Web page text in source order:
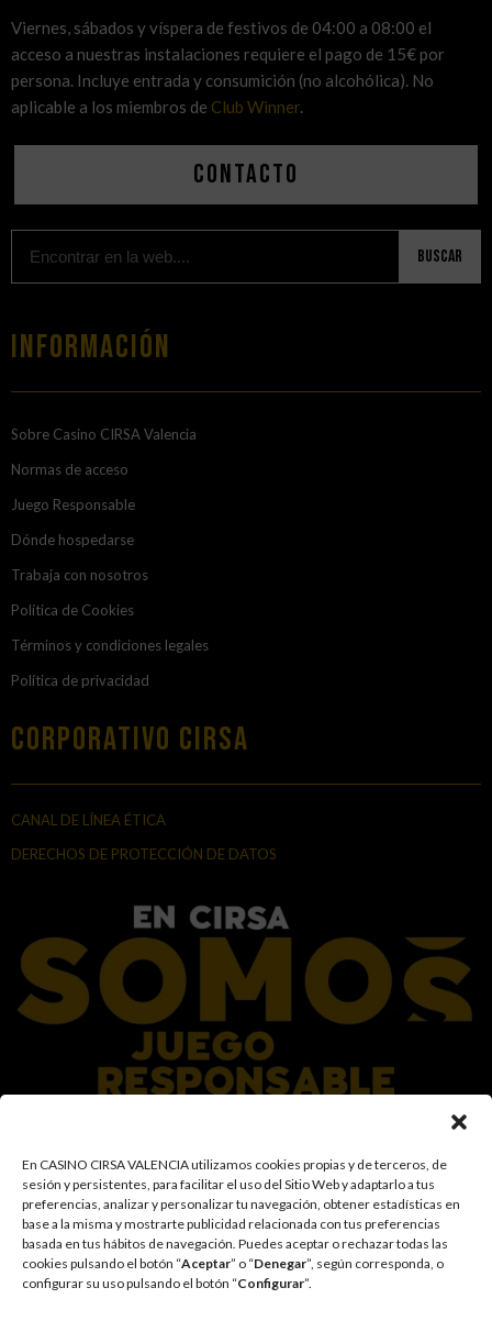
En CASINO CIRSA VALENCIA utilizamos cookies propias y de terceros, de
sesión y persistentes, para facilitar el uso del Sitio Web y adaptarlo a tus
preferencias, analizar y personalizar tu navegación, obtener estadísticas en
base a la misma y mostrarte publicidad relacionada con tus preferencias
basada en tus hábitos de navegación. Puedes aceptar o rechazar todas las
cookies pulsando el botón “Aceptar” o “Denegar”, según corresponda, o
configurar su uso pulsando el botón “Configurar”.
Viernes, sábados y víspera de festivos de 04:00 a 08:00 el
acceso a nuestras instalaciones requiere el pago de 15€ por
persona. Incluye entrada y consumición (no alcohólica). No
aplicable a los miembros de Club Winner.
Contacto
Buscar
Información
Sobre Casino CIRSA Valencia
Normas de acceso
Juego Responsable
Dónde hospedarse
Trabaja con nosotros
Política de Cookies
Términos y condiciones legales
Política de privacidad
Corporativo Cirsa
CANAL DE LÍNEA ÉTICA
DERECHOS DE PROTECCIÓN DE DATOS
En el Grupo CIRSA promovemos una actitud responsable hacia el juego,
garantizando un entorno seguro y transparente para nuestros clientes y
facilitamos medidas e información para que el juego sea siempre diversión y
entretenimiento, sin utilizarse como vía para afrontar problemas económicos
o emocionales. El acceso está prohibido a menores de 18 años y a las
personas con acceso restringido conforme a los registros de prohibición y/o
autoexclusión que resulten aplicables. También trabajamos para reforzar una
cultura de prevención y concienciación sobre los posibles trastornos